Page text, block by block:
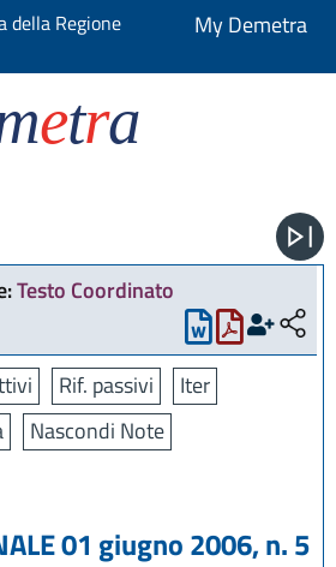
della Regione
My Demetra
etra
Testo Coordinato
Rif. passivi
Iter
Nascondi Note
01 giugno 2006, n. 5